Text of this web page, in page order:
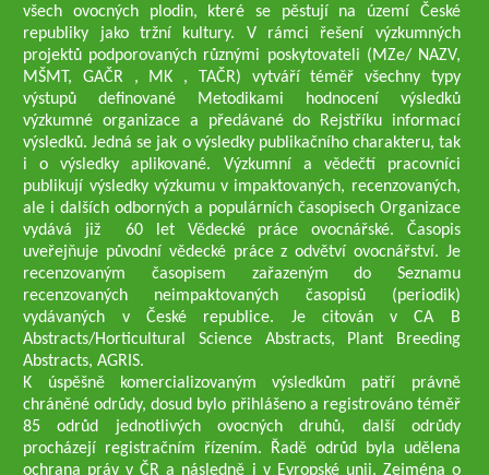
všech ovocných plodin, které se pěstují na území České
republiky jako tržní kultury. V rámci řešení výzkumných
projektů podporovaných různými poskytovateli (MZe/ NAZV,
MŠMT, GAČR , MK , TAČR) vytváří téměř všechny typy
výstupů definované Metodikami hodnocení výsledků
výzkumné organizace a předávané do Rejstříku informací
výsledků. Jedná se jak o výsledky publikačního charakteru, tak
i o výsledky aplikované. Výzkumní a vědečtí pracovníci
publikují výsledky výzkumu v impaktovaných, recenzovaných,
ale i dalších odborných a populárních časopisech Organizace
vydává již 60 let Vědecké práce ovocnářské. Časopis
uveřejňuje původní vědecké práce z odvětví ovocnářství. Je
recenzovaným časopisem zařazeným do Seznamu
recenzovaných neimpaktovaných časopisů (periodik)
vydávaných v České republice. Je citován v CA B
Abstracts/Horticultural Science Abstracts, Plant Breeding
Abstracts, AGRIS.
K úspěšně komercializovaným výsledkům patří právně
chráněné odrůdy, dosud bylo přihlášeno a registrováno téměř
85 odrůd jednotlivých ovocných druhů, další odrůdy
procházejí registračním řízením. Řadě odrůd byla udělena
ochrana práv v ČR a následně i v Evropské unii. Zejména o